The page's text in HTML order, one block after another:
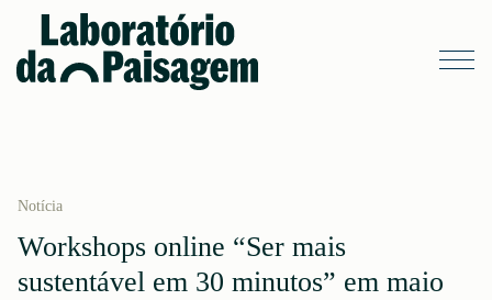
Notícia
Workshops online “Ser mais
sustentável em 30 minutos” em maio